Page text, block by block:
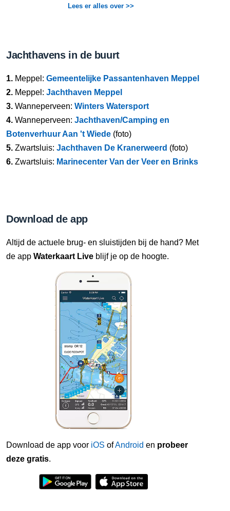
Lees er alles over >>
Jachthavens in de buurt
1. Meppel: Gemeentelijke Passantenhaven Meppel
2. Meppel: Jachthaven Meppel
3. Wanneperveen: Winters Watersport
4. Wanneperveen: Jachthaven/Camping en
Botenverhuur Aan 't Wiede (foto)
5. Zwartsluis: Jachthaven De Kranerweerd (foto)
6. Zwartsluis: Marinecenter Van der Veer en Brinks
Download de app
Altijd de actuele brug- en sluistijden bij de hand? Met
de app Waterkaart Live blijf je op de hoogte.
Download de app voor iOS ofAndroid en probeer
deze gratis.